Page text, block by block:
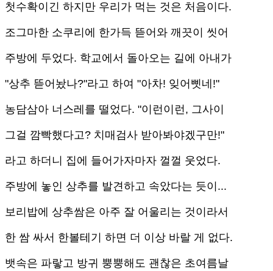
첫수확이긴 하지만 우리가 먹는 것은 처음이다.
조그마한 소쿠리에 한가득 뜯어와 깨끗이 씻어
주방에 두었다. 학교에서 돌아오는 길에 아내가
"상추 뜯어놨나?"라고 하여 "아차! 잊어삣네!"
농담삼아 너스레를 떨었다. "이런이런, 그사이
그걸 깜빡했다고? 치매검사 받아봐야겠구만!"
라고 하더니 집에 들어가자마자 껄껄 웃었다.
주방에 놓인 상추를 발견하고 속았다는 듯이...
보리밥에 상추쌈은 아주 잘 어울리는 것이라서
한 쌈 싸서 한볼테기 하면 더 이상 바랄 게 없다.
뱃속은 파랗고 방귀 뿡뿡해도 괜찮은 초여름날